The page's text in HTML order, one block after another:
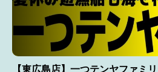
【東広島店】一つテンヤファミ